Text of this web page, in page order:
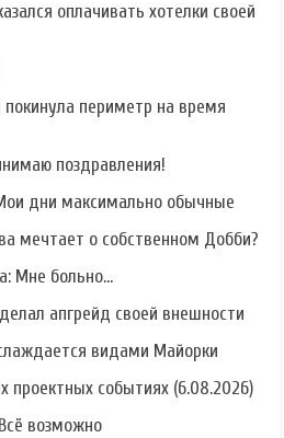
оплачивать хотелки своей
периметр на время
поздравления!
дни максимально обычные
мечтает о собственном Добби?
Мне больно...
апгрейд своей внешности
видами Майорки
проектных событиях (6.08.2026)
возможно